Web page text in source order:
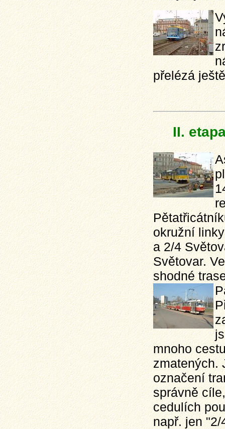
přelézá
II.
okružní
a 2/4
Světovar.
shodné
mnoho
zmatených.
označení
správně
cedulích
např. jen